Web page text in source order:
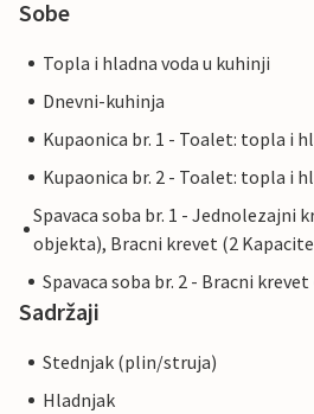
Sobe
Topla i hladna voda u kuhinji
Dnevni-kuhinja
Kupaonica br. 1 - Toalet: topla i
Kupaonica br. 2 - Toalet: topla i
Spavaca soba br. 1 - Jednolezajni
objekta), Bracni krevet (2
Spavaca soba br. 2 - Bracni
Sadržaji
Stednjak (plin/struja)
Hladnjak